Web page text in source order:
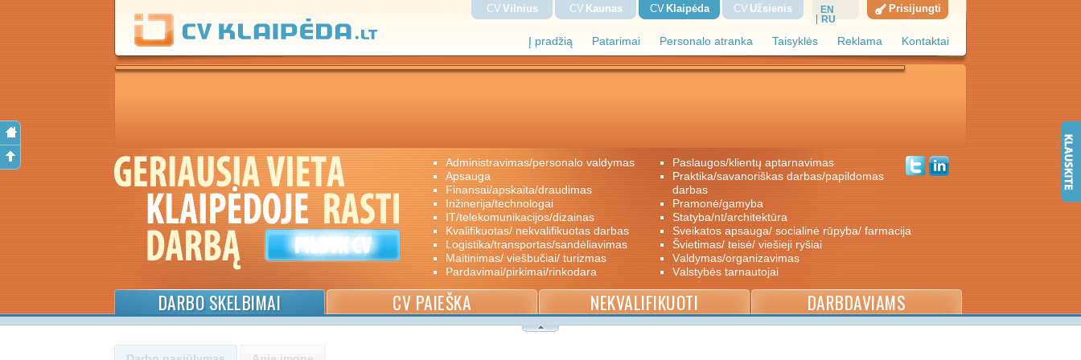
Į pradžią Patarimai Personalo atranka Taisyklės Reklama Kontaktai
CV Vilnius CV Kaunas CV Klaipėda CV Užsienis
EN
RU
Prisijungti
administravimas/personalo valdymas
apsauga
finansai/apskaita/draudimas
inžinerija/technologai
IT/telekomunikacijos/dizainas
kvalifikuotas/ nekvalifikuotas darbas
logistika/transportas/sandėliavimas
maitinimas/ viešbučiai/ turizmas
pardavimai/pirkimai/rinkodara
paslaugos/klientų aptarnavimas
praktika/savanoriškas darbas/papildomas
darbas
pramonė/gamyba
statyba/nt/architektūra
sveikatos apsauga/ socialinė rūpyba/ farmacija
švietimas/ teisė/ viešieji ryšiai
valdymas/organizavimas
valstybės tarnautojai
DARBO SKELBIMAI CV PAIEŠKA NEKVALIFIKUOTI DARBDAVIAMS